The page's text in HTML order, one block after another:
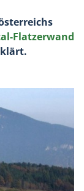
Flatzerwand